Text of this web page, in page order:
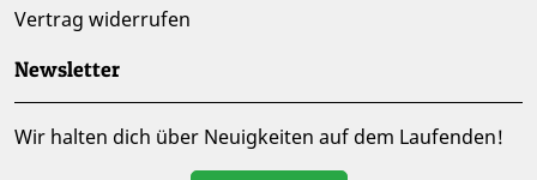
Vertrag widerrufen
Newsletter
Wir halten dich über Neuigkeiten auf dem Laufenden!